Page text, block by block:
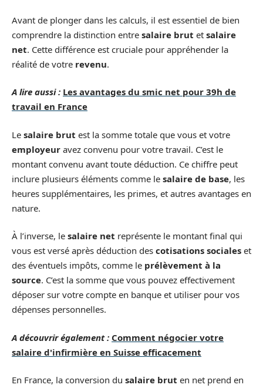
Avant de plonger dans les calculs, il est essentiel de bien
comprendre la distinction entre salaire brut et salaire
net. Cette différence est cruciale pour appréhender la
réalité de votre revenu.
A lire aussi : Les avantages du smic net pour 39h de
travail en France
Le salaire brut est la somme totale que vous et votre
employeur avez convenu pour votre travail. C’est le
montant convenu avant toute déduction. Ce chiffre peut
inclure plusieurs éléments comme le salaire de base, les
heures supplémentaires, les primes, et autres avantages en
nature.
À l’inverse, le salaire net représente le montant final qui
vous est versé après déduction des cotisations sociales et
des éventuels impôts, comme le prélèvement à la
source. C’est la somme que vous pouvez effectivement
déposer sur votre compte en banque et utiliser pour vos
dépenses personnelles.
A découvrir également : Comment négocier votre
salaire d'infirmière en Suisse efficacement
En France, la conversion du salaire brut en net prend en